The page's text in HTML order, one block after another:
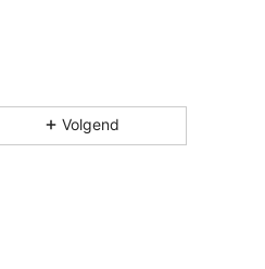
30
Volgend